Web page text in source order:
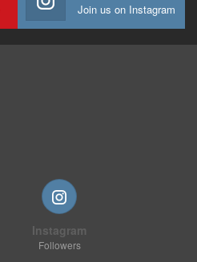
Join us on Instagram
Instagram
Followers